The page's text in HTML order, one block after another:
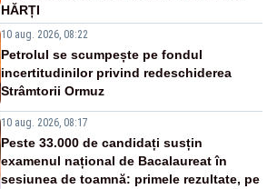
HĂRȚI
10 aug. 2026, 08:22
Petrolul se scumpește pe fondul
incertitudinilor privind redeschiderea
Strâmtorii Ormuz
10 aug. 2026, 08:17
Peste 33.000 de candidați susțin
examenul național de Bacalaureat în
sesiunea de toamnă: primele rezultate, pe